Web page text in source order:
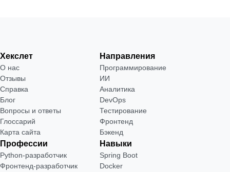
Хекслет
О нас
Отзывы
Справка
Блог
Вопросы и ответы
Глоссарий
Карта сайта
Направления
Программирование
ИИ
Аналитика
DevOps
Тестирование
Фронтенд
Бэкенд
Профессии
Python-разработчик
Фронтенд-разработчик
Навыки
Spring Boot
Docker